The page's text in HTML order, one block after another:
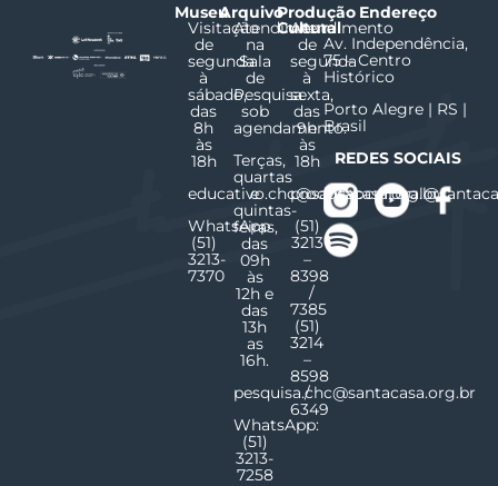
Museu
Visitação
de
segunda
à
sábado,
das
8h
às
18h
educativo.chc@santacasa.org.br
WhatsApp
(51)
3213-
7370
Arquivo
Atendimento
na
Sala
de
Pesquisa
sob
agendamento.
Terças,
quartas
e
quintas-
feiras,
das
09h
às
12h e
das
13h
as
16h.
pesquisa.chc@santacasa.org.br
WhatsApp:
(51)
3213-
7258
Produção
Cultural
Atendimento
de
segunda
à
sexta,
das
9h
às
18h
(51)
3213
–
8398
/
7385
(51)
3214
–
8598
/
6349
Endereço
Av. Independência,
75 – Centro
Histórico
Porto Alegre | RS |
Brasil
REDES SOCIAIS